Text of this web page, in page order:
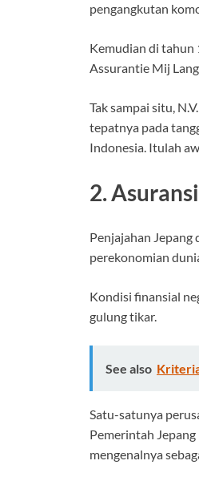
pengangkutan
Kemudian di tahun
Assurantie Mij
Tak sampai situ,
tepatnya pada
Indonesia. Itulah
2.
Penjajahan Jepang
perekonomian
Kondisi finansial
gulung tikar.
See also
Satu-satunya
Pemerintah
mengenalnya